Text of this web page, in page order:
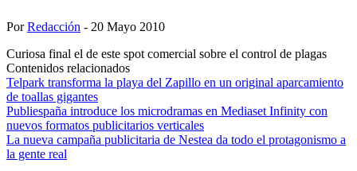
PorRedacción - 20 Mayo 2010
Curiosa final el de este spot comercial sobre el control de plagas
Contenidos relacionados
Telpark transforma la playa del Zapillo en un original aparcamiento
de toallas gigantes
Publiespaña introduce los microdramas en Mediaset Infinity con
nuevos formatos publicitarios verticales
La nueva campaña publicitaria de Nestea da todo el protagonismo a
la gente real